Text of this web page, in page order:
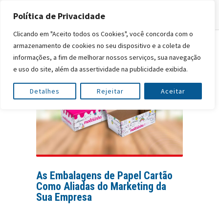
Política de Privacidade
Clicando em "Aceito todos os Cookies", você concorda com o
armazenamento de cookies no seu dispositivo e a coleta de
informações, a fim de melhorar nossos serviços, sua navegação
e uso do site, além da assertividade na publicidade exibida.
Detalhes Rejeitar Aceitar
As Embalagens de Papel Cartão
Como Aliadas do Marketing da
Sua Empresa